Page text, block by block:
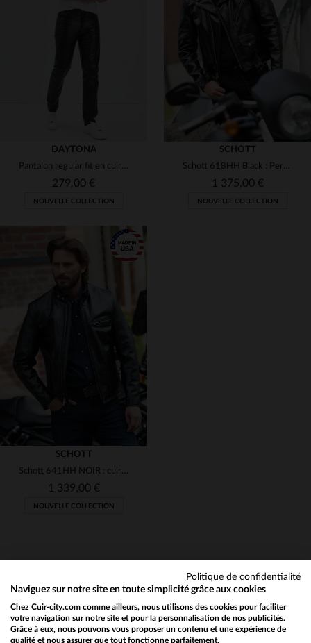
(1)
(2)
(3)
DAYTONA
Pantalon regular fit en cuir de vachette brillant
279,00 €
NOUVELLE COLLECTION
SCHOTT
Schott 618HH Black : Perfecto en cuir de cheval brillant fabriqué aux Etats-unis
1 375,00 €
NOUVELLE COLLECTION
TAILLES DISPONIBLES
36 38 40 42 44
SCHOTT
Schott 641HH NOIR : cuir de cheval épais, style biker, made in USA.
1 339,00 €
NOUVELLE COLLECTION
NEWSLETTER
Recevez par mail nos promos
Politique de confidentialité
Naviguez sur notre site en toute simplicité grâce aux cookies
Chez Cuir-city.com comme ailleurs, nous utilisons des cookies pour faciliter
votre navigation sur notre site et pour la personnalisation de nos publicités.
Grâce à eux, nous pouvons vous proposer un contenu et une expérience de
qualité et nous assurer que tout fonctionne parfaitement.